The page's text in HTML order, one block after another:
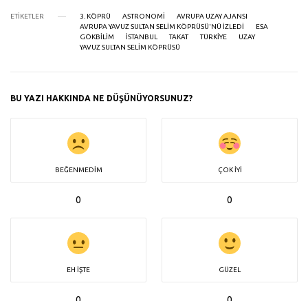
ETIKETLER 3. KÖPRÜ ASTRONOMI
AVRUPA UZAY AJANSI
AVRUPA YAVUZ SULTAN SELIM KÖPRÜSÜ'NÜ IZLEDI
ESA
GÖKBILIM
ISTANBUL TAKAT TÜRKIYE
UZAY
YAVUZ SULTAN SELIM KÖPRÜSÜ
BU YAZI HAKKINDA NE DÜŞÜNÜYORSUNUZ?
BEĞENMEDIM
0
ÇOK İYI
0
EH İŞTE GÜZEL